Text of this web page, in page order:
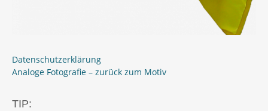
Datenschutzerklärung
Analoge Fotografie – zurück zum Motiv
TIP: